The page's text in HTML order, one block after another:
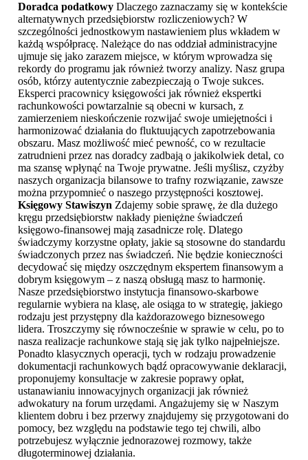
Doradca podatkowy Dlaczego zaznaczamy się w kontekście
alternatywnych przedsiębiorstw rozliczeniowych? W
szczególności jednostkowym nastawieniem plus wkładem w
każdą współpracę. Należące do nas oddział administracyjne
ujmuje się jako zarazem miejsce, w którym wprowadza się
rekordy do programu jak również tworzy analizy. Nasz grupa
osób, którzy autentycznie zabezpieczają o Twoje sukces.
Eksperci pracownicy księgowości jak również ekspertki
rachunkowości powtarzalnie są obecni w kursach, z
zamierzeniem nieskończenie rozwijać swoje umiejętności i
harmonizować działania do fluktuujących zapotrzebowania
obszaru. Masz możliwość mieć pewność, co w rezultacie
zatrudnieni przez nas doradcy zadbają o jakikolwiek detal, co
ma szansę wpłynąć na Twoje prywatne. Jeśli myślisz, czyżby
naszych organizacja bilansowe to trafny rozwiązanie, zawsze
można przypomnieć o naszego przystępności kosztowej.
Księgowy Stawiszyn Zdajemy sobie sprawę, że dla dużego
kręgu przedsiębiorstw nakłady pieniężne świadczeń
księgowo-finansowej mają zasadnicze rolę. Dlatego
świadczymy korzystne opłaty, jakie są stosowne do standardu
świadczonych przez nas świadczeń. Nie będzie konieczności
decydować się między oszczędnym ekspertem finansowym a
dobrym księgowym – z naszą obsługą masz to harmonię.
Nasze przedsiębiorstwo instytucja finansowo-skarbowe
regularnie wybiera na klasę, ale osiąga to w strategię, jakiego
rodzaju jest przystępny dla każdorazowego biznesowego
lidera. Troszczymy się równocześnie w sprawie w celu, po to
nasza realizacje rachunkowe stają się jak tylko najpełniejsze.
Ponadto klasycznych operacji, tych w rodzaju prowadzenie
dokumentacji rachunkowych bądź opracowywanie deklaracji,
proponujemy konsultacje w zakresie poprawy opłat,
ustanawianiu innowacyjnych organizacji jak również
adwokatury na forum urzędami. Angażujemy się w Naszym
klientem dobru i bez przerwy znajdujemy się przygotowani do
pomocy, bez względu na podstawie tego tej chwili, albo
potrzebujesz wyłącznie jednorazowej rozmowy, także
długoterminowej działania.